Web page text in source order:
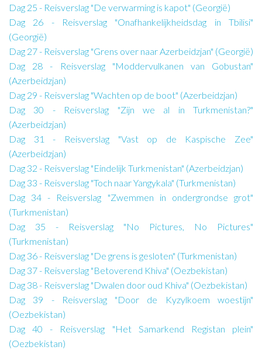
Dag 25 - Reisverslag "De verwarming is kapot" (Georgië)
Dag 26 - Reisverslag "Onafhankelijkheidsdag in Tbilisi"
(Georgië)
Dag 27 - Reisverslag "Grens over naar Azerbeidzjan" (Georgië)
Dag 28 - Reisverslag "Moddervulkanen van Gobustan"
(Azerbeidzjan)
Dag 29 - Reisverslag "Wachten op de boot" (Azerbeidzjan)
Dag 30 - Reisverslag "Zijn we al in Turkmenistan?"
(Azerbeidzjan)
Dag 31 - Reisverslag "Vast op de Kaspische Zee"
(Azerbeidzjan)
Dag 32 - Reisverslag "Eindelijk Turkmenistan" (Azerbeidzjan)
Dag 33 - Reisverslag "Toch naar Yangykala" (Turkmenistan)
Dag 34 - Reisverslag "Zwemmen in ondergrondse grot"
(Turkmenistan)
Dag 35 - Reisverslag "No Pictures, No Pictures"
(Turkmenistan)
Dag 36 - Reisverslag "De grens is gesloten" (Turkmenistan)
Dag 37 - Reisverslag "Betoverend Khiva" (Oezbekistan)
Dag 38 - Reisverslag "Dwalen door oud Khiva" (Oezbekistan)
Dag 39 - Reisverslag "Door de Kyzylkoem woestijn"
(Oezbekistan)
Dag 40 - Reisverslag "Het Samarkend Registan plein"
(Oezbekistan)